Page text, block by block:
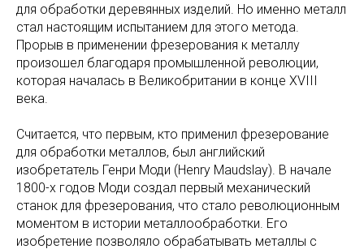
для обработки деревянных изделий. Но именно металл
стал настоящим испытанием для этого метода.
Прорыв в применении фрезерования к металлу
произошел благодаря промышленной революции,
которая началась в Великобритании в конце XVIII
века.
Считается, что первым, кто применил фрезерование
для обработки металлов, был английский
изобретатель Генри Моди (Henry Maudslay). В начале
1800-х годов Моди создал первый механический
станок для фрезерования, что стало революционным
моментом в истории металлообработки. Его
изобретение позволяло обрабатывать металлы с